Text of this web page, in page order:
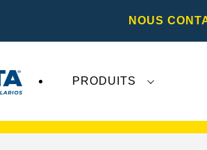
NOUS
PRODUITS